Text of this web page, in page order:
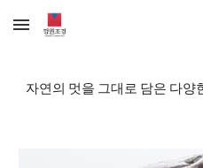
Skip to main content
자연의 멋을 그대로 담은 다양